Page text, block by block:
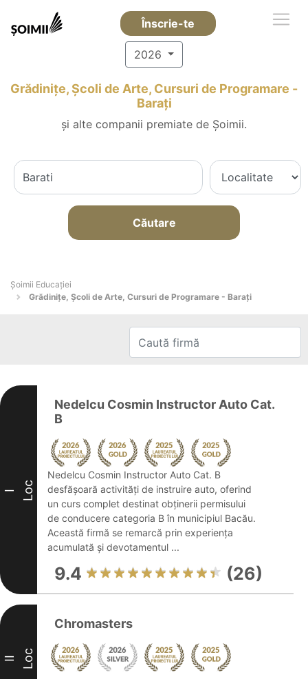
Înscrie-te
2026
Grădinițe, Școli de Arte, Cursuri de Programare -
Baraţi
și alte companii premiate de Șoimii.
Căutare
Șoimii Educației
Grădinițe, Școli de Arte, Cursuri de Programare - Baraţi
I Loc
Nedelcu Cosmin Instructor Auto Cat.
B
Nedelcu Cosmin Instructor Auto Cat. B
desfășoară activități de instruire auto, oferind
un curs complet destinat obținerii permisului
de conducere categoria B în municipiul Bacău.
Această firmă se remarcă prin experiența
acumulată și devotamentul ...
9.4 (26)
II Loc
Chromasters